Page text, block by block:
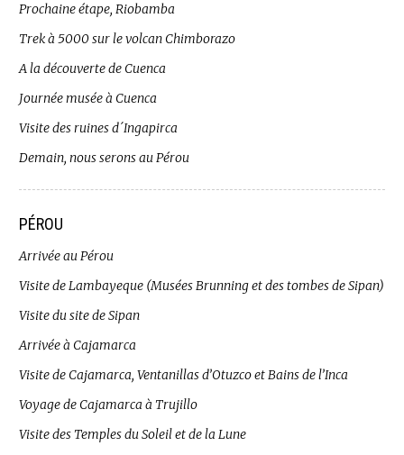
Prochaine étape, Riobamba
Trek à 5000 sur le volcan Chimborazo
A la découverte de Cuenca
Journée musée à Cuenca
Visite des ruines d´Ingapirca
Demain, nous serons au Pérou
PÉROU
Arrivée au Pérou
Visite de Lambayeque (Musées Brunning et des tombes de Sipan)
Visite du site de Sipan
Arrivée à Cajamarca
Visite de Cajamarca, Ventanillas d’Otuzco et Bains de l’Inca
Voyage de Cajamarca à Trujillo
Visite des Temples du Soleil et de la Lune